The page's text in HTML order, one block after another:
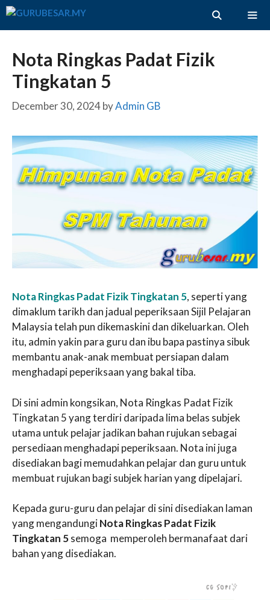
Skip
Nota Ringkas Padat Fizik
Tingkatan 5
December 30, 2024byAdmin GB
Nota Ringkas Padat Fizik Tingkatan 5, seperti yang
dimaklum tarikh dan jadual peperiksaan Sijil Pelajaran
Malaysia telah pun dikemaskini dan dikeluarkan. Oleh
itu, admin yakin para guru dan ibu bapa pastinya sibuk
membantu anak-anak membuat persiapan dalam
menghadapi peperiksaan yang bakal tiba.
Di sini admin kongsikan, Nota Ringkas Padat Fizik
Tingkatan 5 yang terdiri daripada lima belas subjek
utama untuk pelajar jadikan bahan rujukan sebagai
persediaan menghadapi peperiksaan. Nota ini juga
disediakan bagi memudahkan pelajar dan guru untuk
membuat rujukan bagi subjek harian yang dipelajari.
Kepada guru-guru dan pelajar di sini disediakan laman
yang mengandungiNota Ringkas Padat Fizik
Tingkatan 5semoga memperoleh bermanafaat dari
bahan yang disediakan.